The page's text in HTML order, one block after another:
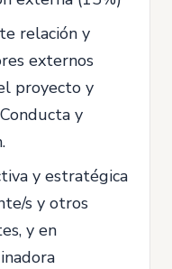
relación y
externos
proyecto y
y
y estratégica
s y otros
y en